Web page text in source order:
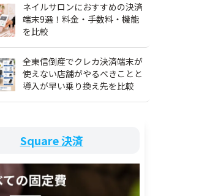
最安水準の手数料/導入費用
0円/安心・安全
ネイルサロンにおすすめの決済
端末9選！料金・手数料・機能
を比較
全東信倒産でクレカ決済端末が
使えない店舗がやるべきことと
導入が早い乗り換え先を比較
Square 決済